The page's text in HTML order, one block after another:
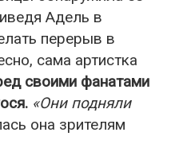
Адель в
перерыв в
сама артистка
своими фанатами
«Они подняли
она зрителям